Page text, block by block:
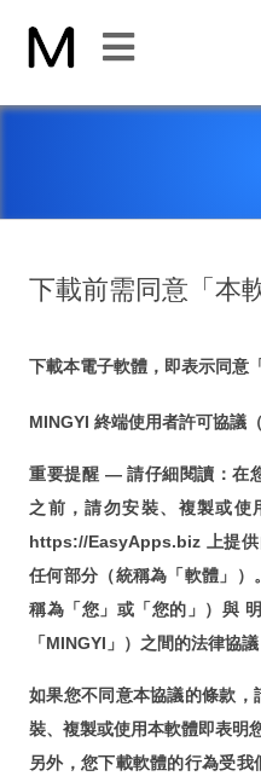
关
闭
台
FileMaker 平台
FileMaker 系統安全性
Claris Connect 流程自動化
新视频
FileMaker Go
FileMaker Pro Advanced
FileMaker Server
次要版本已解決的問題
下載前需同意「本
下載本電子軟體，即表示同意
MINGYI 終端使用者許可協議
重要提醒 — 請仔細閱讀：在
之前，請勿安裝、複製或使
https://EasyApps.biz 上提
任何部分（統稱為「軟體」
稱為「您」或「您的」）與
「MINGYI」）之間的法律協
如果您不同意本協議的條款
裝、複製或使用本軟體即表明
另外，您下載軟體的行為受